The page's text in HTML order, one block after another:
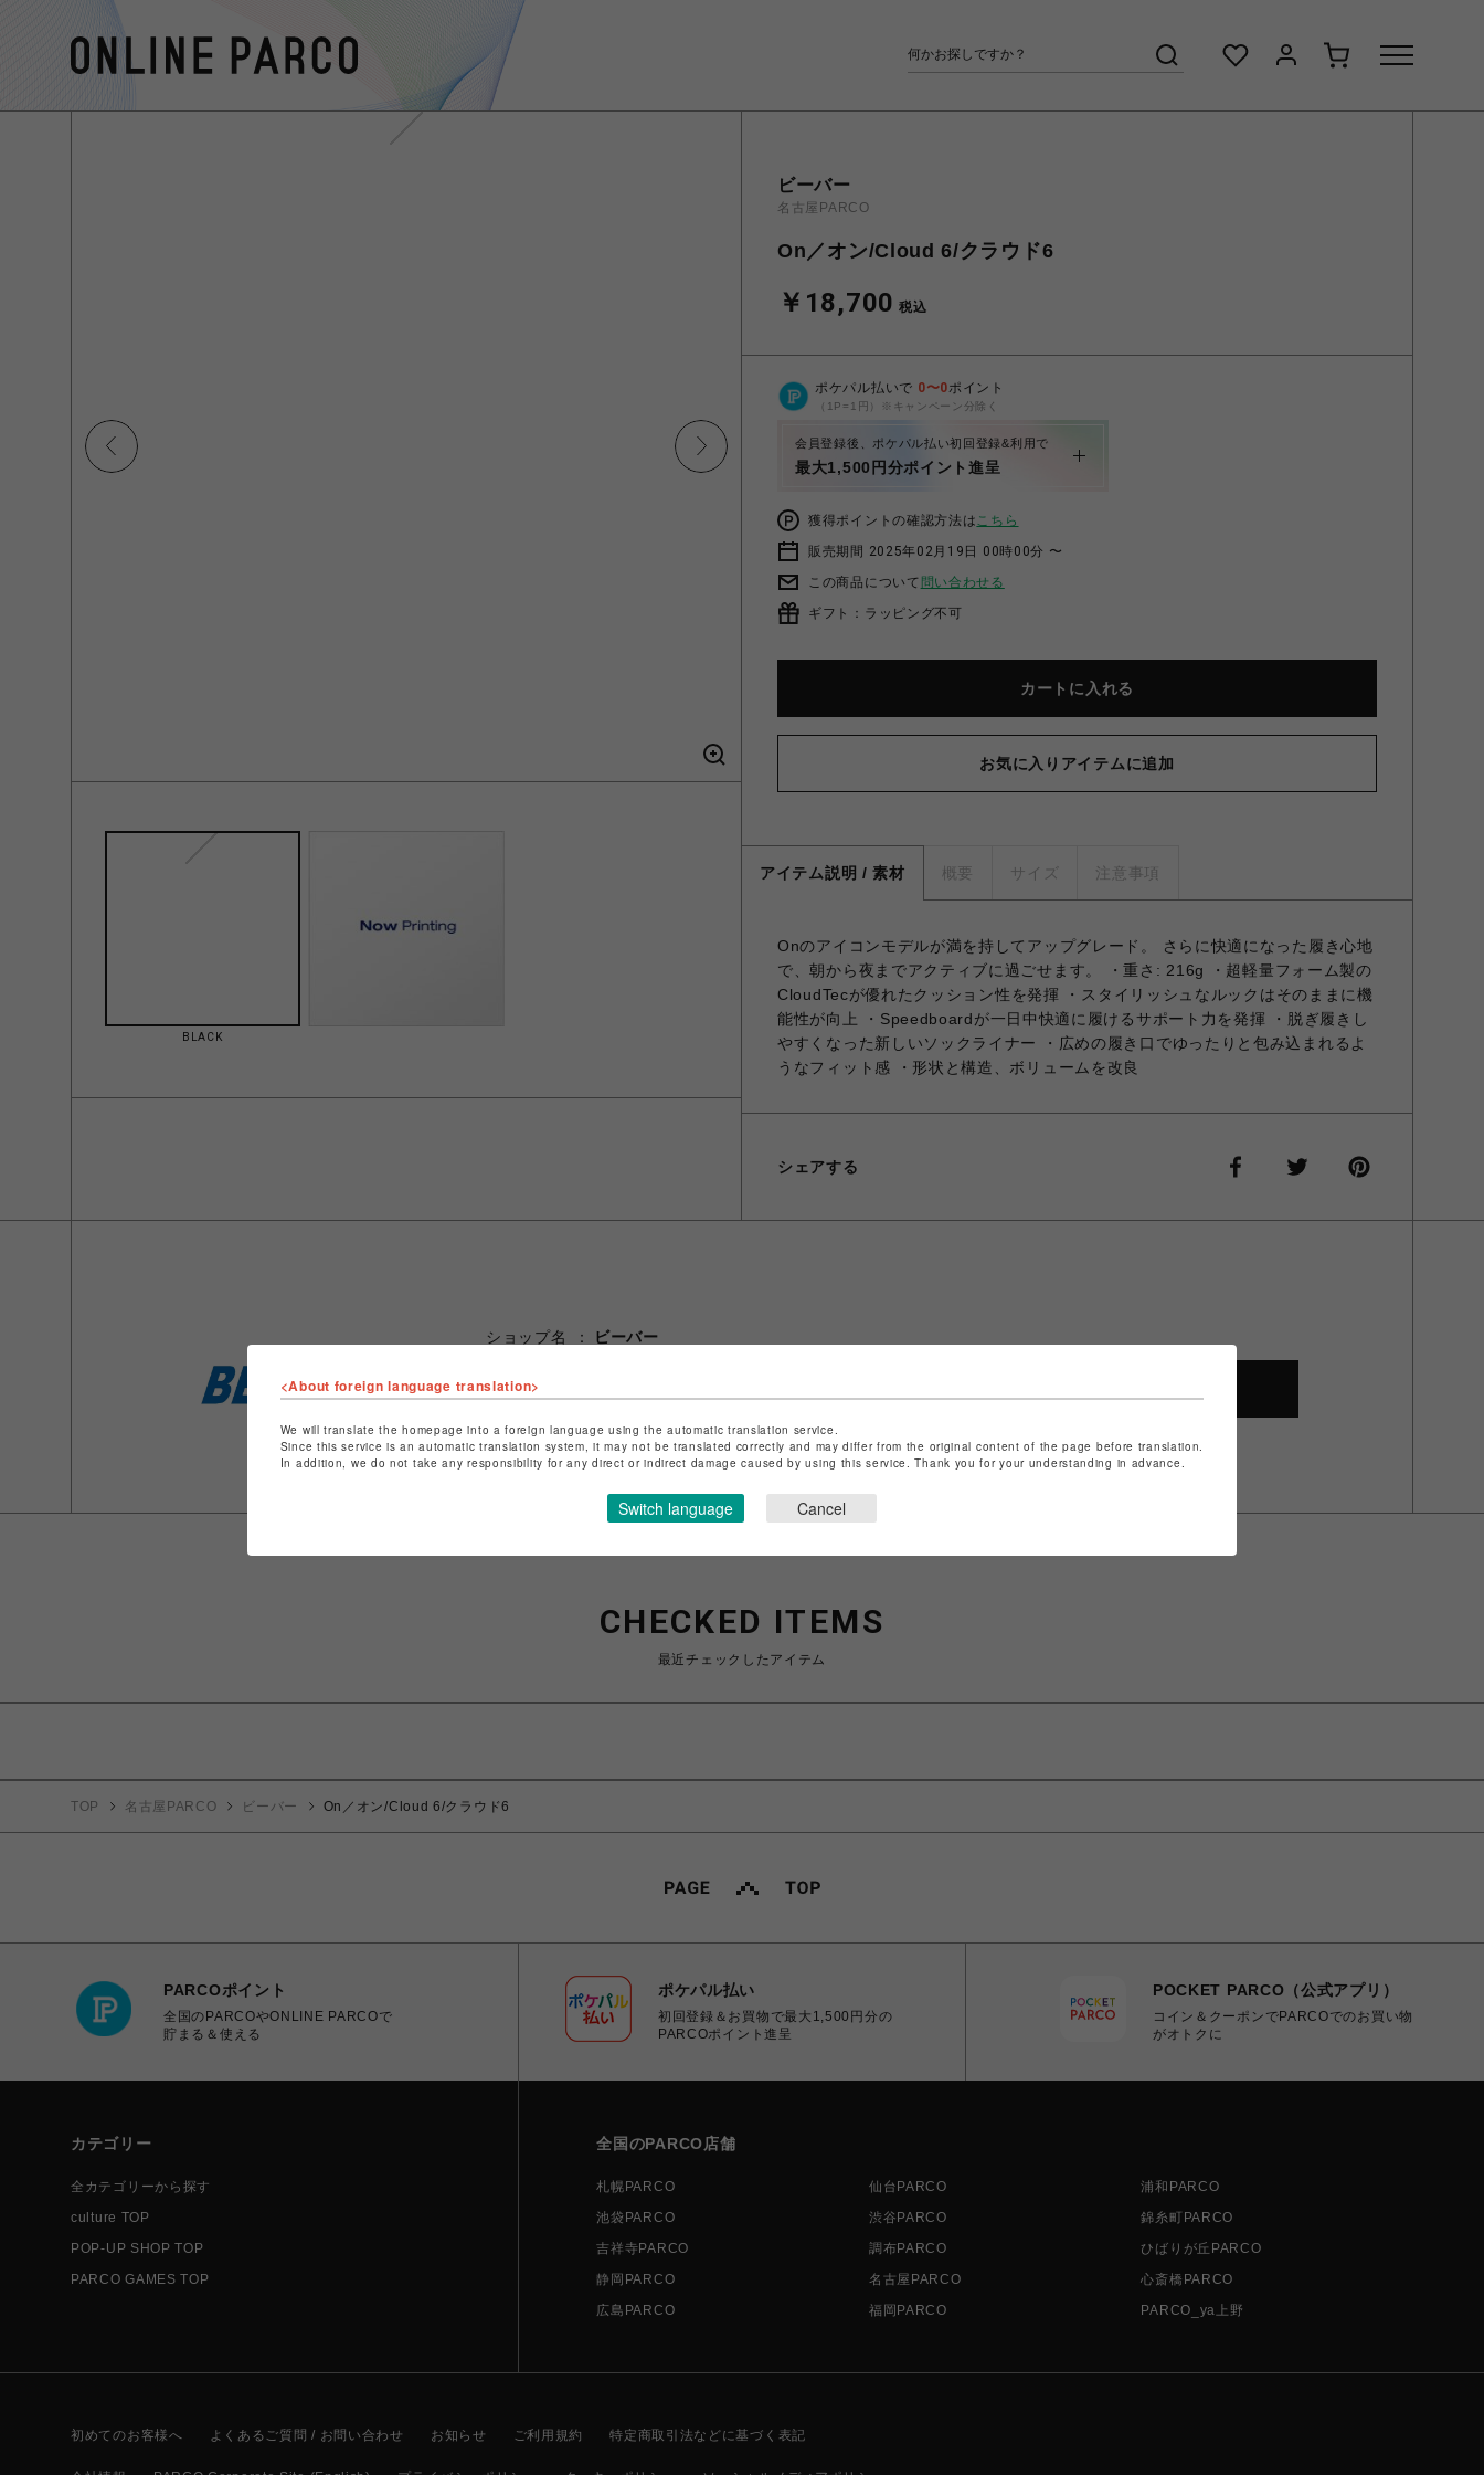
BLACK
ビーバー
名古屋PARCO
On／オン/Cloud 6/クラウド6
￥18,700 税込
ポケパル払いで 0〜0ポイント
（1P=1円）※キャンペーン分除く
会員登録後、ポケパル払い初回登録&利用で
最大1,500円分ポイント進呈
獲得ポイントの確認方法はこちら
販売期間 2025年02月19日 00時00分 〜
この商品について 問い合わせる
ギフト：ラッピング不可
カートに入れる
お気に入りアイテムに追加
アイテム説明 / 素材 概要 サイズ 注意事項
Onのアイコンモデルが満を持してアップグレード。 さらに快適になった履き心地
で、朝から夜までアクティブに過ごせます。 ・重さ: 216g ・超軽量フォーム製の
CloudTecが優れたクッション性を発揮 ・スタイリッシュなルックはそのままに機
能性が向上 ・Speedboardが一日中快適に履けるサポート力を発揮 ・脱ぎ履きし
やすくなった新しいソックライナー ・広めの履き口でゆったりと包み込まれるよ
うなフィット感 ・形状と構造、ボリュームを改良
シェアする
ショップ名
ビーバー
ショップお問い合わせはこちら
CHECKED ITEMS
最近チェックしたアイテム
TOP 名古屋PARCO ビーバー On／オン/Cloud 6/クラウド6
PARCOポイント
全国のPARCOやONLINE PARCOで
貯まる＆使える
ポケパル払い
初回登録＆お買物で最大1,500円分の
PARCOポイント進呈
POCKET PARCO（公式アプリ）
コイン＆クーポンでPARCOでのお買い物
がオトクに
カテゴリー
全カテゴリーから探す
culture TOP
POP-UP SHOP TOP
PARCO GAMES TOP
全国のPARCO店舗
札幌PARCO 仙台PARCO
浦和PARCO
池袋PARCO
渋谷PARCO
錦糸町PARCO
吉祥寺PARCO
調布PARCO
ひばりが丘PARCO
静岡PARCO
名古屋PARCO
心斎橋PARCO
広島PARCO
福岡PARCO PARCO_ya上野
初めてのお客様へ よくあるご質問 / お問い合わせ お知らせ ご利用規約 特定商取引法などに基づく表記
<About foreign language translation>
We will translate the homepage into a foreign language using the automatic translation service.
Since this service is an automatic translation system, it may not be translated correctly and may differ from the original content of the page before translation.
In addition, we do not take any responsibility for any direct or indirect damage caused by using this service. Thank you for your understanding in advance.
Switch language Cancel